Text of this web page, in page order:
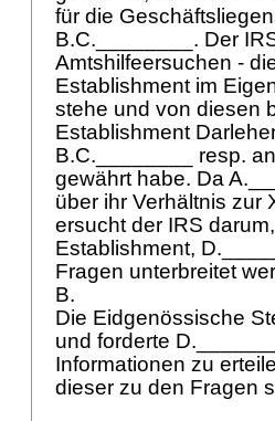
für die
B.C.________. Der
Amtshilfeersuchen -
Establishment im
stehe und von diesen
Establishment
B.C.________ resp.
gewährt habe. Da
über ihr Verhältnis zur
ersucht der IRS
Establishment,
Fragen unterbreitet
B.
Die Eidgenössische
und forderte
Informationen zu
dieser zu den Fragen